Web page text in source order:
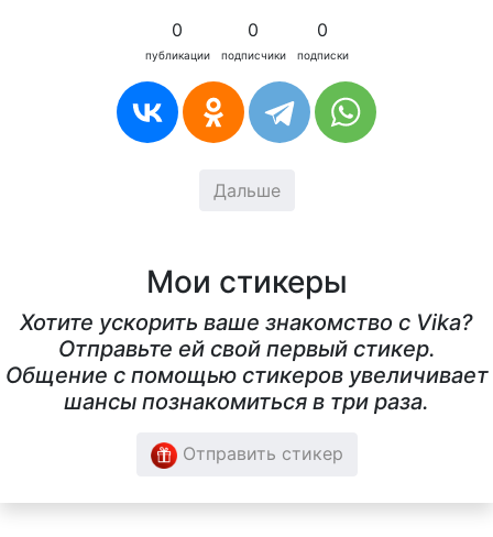
0
публикации
0
подписчики
0
подписки
Дальше
Мои стикеры
Хотите ускорить ваше знакомство с Vika?
Отправьте ей свой первый стикер.
Общение с помощью стикеров увеличивает
шансы познакомиться в три раза.
Отправить стикер